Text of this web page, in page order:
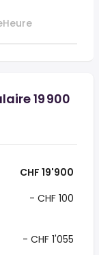
Heure
19 900
CHF 19'900
- CHF 100
- CHF 1'055